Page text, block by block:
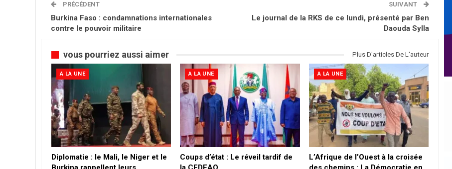
PRÉCÉDENT
Burkina Faso : condamnations internationales
contre le pouvoir militaire
SUIVANT
Le journal de la RKS de ce lundi, présenté par Ben
Daouda Sylla
vous pourriez aussi aimer Plus D'articles De L'auteur
A LA UNE
Diplomatie : le Mali, le Niger et le
A LA UNE
Coups d’état : Le réveil tardif de
A LA UNE
L’Afrique de l’Ouest à la croisée